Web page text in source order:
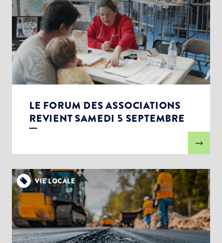
LE FORUM DES ASSOCIATIONS
REVIENT SAMEDI 5 SEPTEMBRE
VIE LOCALE